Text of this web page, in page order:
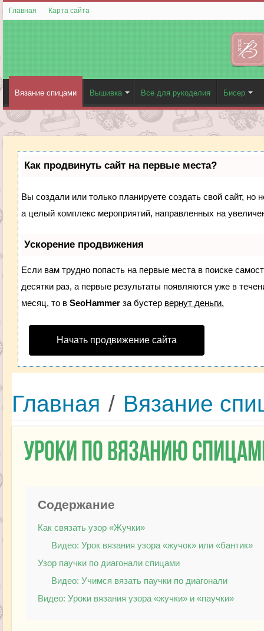
Главная Карта сайта
Вязание спицами Вышивка Все для рукоделия Бисер
Как продвинуть сайт на первые места?
Вы создали или только планируете создать свой сайт, но
а целый комплекс мероприятий, направленных на
Ускорение продвижения
Если вам трудно попасть на первые места в поиске
десятки раз, а первые результаты появляются уже в
месяц, то в SeoHammerза бустер вернут деньги.
Начать продвижение сайта
Главная / Вязание
Уроки по вязанию
Содержание
Как связать узор «Жучки»
Видео: Урок вязания узора «жучок» или «бантик»
Узор паучки по диагонали спицами
Видео: Учимся вязать паучки по диагонали
Видео: Уроки вязания узора «жучки» и «паучки»